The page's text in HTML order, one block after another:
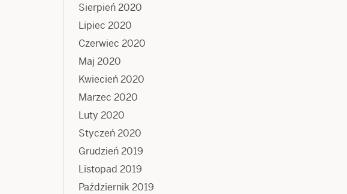
Sierpień 2020
Lipiec 2020
Czerwiec 2020
Maj 2020
Kwiecień 2020
Marzec 2020
Luty 2020
Styczeń 2020
Grudzień 2019
Listopad 2019
Październik 2019